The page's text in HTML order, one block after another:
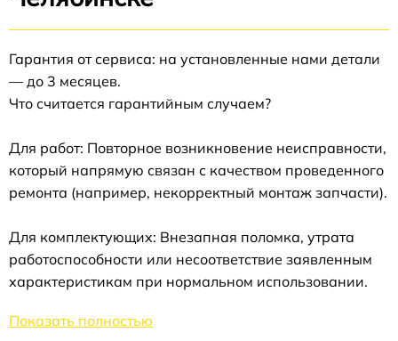
Гарантия от сервиса: на установленные нами детали
— до 3 месяцев.
Что считается гарантийным случаем?
Для работ: Повторное возникновение неисправности,
который напрямую связан с качеством проведенного
ремонта (например, некорректный монтаж запчасти).
Для комплектующих: Внезапная поломка, утрата
работоспособности или несоответствие заявленным
характеристикам при нормальном использовании.
Показать полностью